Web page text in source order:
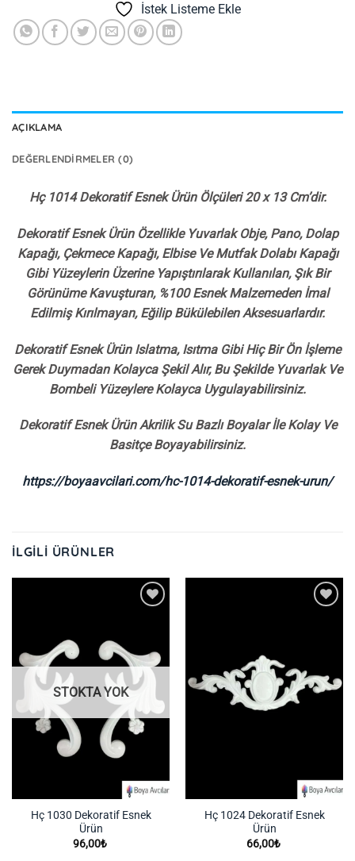
İstek Listeme Ekle
AÇIKLAMA
DEĞERLENDIRMELER (0)
Hç 1014 Dekoratif Esnek Ürün Ölçüleri 20 x 13 Cm’dir.
Dekoratif Esnek Ürün Özellikle Yuvarlak Obje, Pano, Dolap
Kapağı, Çekmece Kapağı, Elbise Ve Mutfak Dolabı Kapağı
Gibi Yüzeylerin Üzerine Yapıştırılarak Kullanılan, Şık Bir
Görünüme Kavuşturan, %100 Esnek Malzemeden İmal
Edilmiş Kırılmayan, Eğilip Bükülebilen Aksesuarlardır.
Dekoratif Esnek Ürün Islatma, Isıtma Gibi Hiç Bir Ön İşleme
Gerek Duymadan Kolayca Şekil Alır, Bu Şekilde Yuvarlak Ve
Bombeli Yüzeylere Kolayca Uygulayabilirsiniz.
Dekoratif Esnek Ürün Akrilik Su Bazlı Boyalar İle Kolay Ve
Basitçe Boyayabilirsiniz.
https://boyaavcilari.com/hc-1014-dekoratif-esnek-urun/
İLGILI ÜRÜNLER
STOKTA YOK
Hç 1030 Dekoratif Esnek
Ürün
96,00₺
Hç 1024 Dekoratif Esnek
Ürün
66,00₺